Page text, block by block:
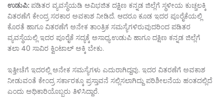
ಉಡುಪಿ:ಪಡಿತರ ವ್ಯವಸ್ಥೆಯಡಿ ಅವಿಭಜಿತ ದಕ್ಷಿಣ ಕನ್ನಡ ಜಿಲ್ಲೆಗೆ ಸ್ಥಳೀಯ ಕುಚ್ಚಲಕ್ಕಿ
ವಿತರಣೆಗೆ ಕೇಂದ್ರ ಸರಕಾರ ಅವಕಾಶ ನೀಡಿದೆ. ಆದರೂ ಕೂಡ ಇದರ ಪೂರೈಕೆಯಲ್ಲಿ
ಕೊರತೆ ಹಾಗೂ ವಿತರಣೆಗೆ ಅನೇಕ ತಾಂತ್ರಿಕ ಸಮಸ್ಯೆಗಳಿರುವುದರಿಂದ ಪಡಿತರ
ವ್ಯವಸ್ಥೆಯಲ್ಲಿ ಇದರ ಪೂರೈಕೆ ಸದ್ಯಕ್ಕೆ ಅಸಾಧ್ಯ.ಉಡುಪಿ ಹಾಗೂ ದಕ್ಷಿಣ ಕನ್ನಡ ಜಿಲ್ಲೆಗೆ
ತಲಾ 40 ಸಾವಿರ ಕ್ವಿಂಟಾಲ್ ಅಕ್ಕಿ ಬೇಕು.
ಇತ್ತೀಚೆಗೆ ಇದರಲ್ಲಿ ಅನೇಕ ಸಮಸ್ಯೆಗಳು ಎದುರಾಗಿದ್ದವು. ಇದರ ವಿತರಣೆಗೆ ಅವಕಾಶ
ನೀಡುವಂತೆ ಕೇಂದ್ರ ಸರ್ಕಾರಕ್ಕೂ ಪ್ರಸ್ತಾವನೆ ಸಲ್ಲಿಸಲಾಗಿದ್ದು ಪರಿಶೀಲನೆಯ ಹಂತದಲ್ಲಿದೆ
ಎಂದು ಅಧಿಕಾರಿಯೊಬ್ಬರು ತಿಳಿಸಿದ್ದಾರೆ.